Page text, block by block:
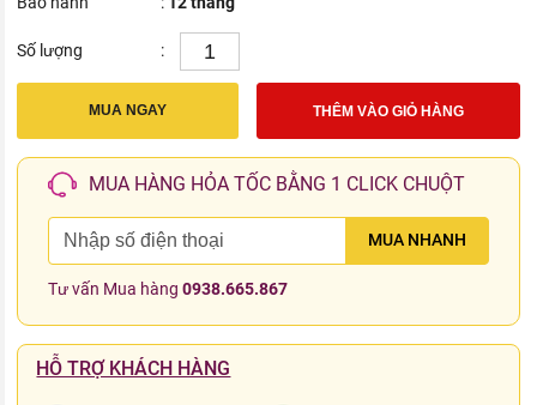
Số lượng :
MUA NGAY THÊM VÀO GIỎ HÀNG
MUA HÀNG HỎA TỐC BẰNG 1 CLICK CHUỘT
MUA NHANH
Tư vấn Mua hàng0938.665.867
HỖ TRỢ KHÁCH HÀNG